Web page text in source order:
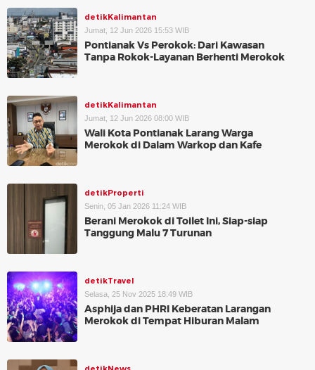
detikKalimantan
Jumat, 12 Jun 2026 15:53 WIB
Pontianak Vs Perokok: Dari Kawasan
Tanpa Rokok-Layanan Berhenti Merokok
detikKalimantan
Jumat, 12 Jun 2026 08:00 WIB
Wali Kota Pontianak Larang Warga
Merokok di Dalam Warkop dan Kafe
detikProperti
Senin, 05 Jan 2026 11:24 WIB
Berani Merokok di Toilet Ini, Siap-siap
Tanggung Malu 7 Turunan
detikTravel
Selasa, 25 Nov 2025 18:49 WIB
Asphija dan PHRI Keberatan Larangan
Merokok di Tempat Hiburan Malam